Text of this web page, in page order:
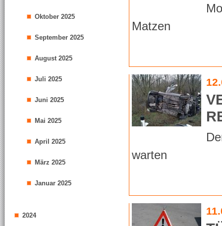
Oktober 2025
September 2025
August 2025
Juli 2025
Juni 2025
Mai 2025
April 2025
März 2025
Januar 2025
2024
Matzen
warten